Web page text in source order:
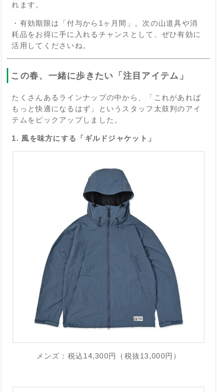
れます。
・有効期限は「付与から1ヶ月間」。次の山道具や消
耗品をお得に手に入れるチャンスとして、ぜひ有効に
活用してくださいね。
この春、一緒に歩きたい「注目アイテム」
たくさんあるラインナップの中から、「これがあれば
もっと快適になるはず」というスタッフ太鼓判のアイ
テムをピックアップしました。
1. 風を味方にする「ギルドジャケット」
メンズ：税込14,300円（税抜13,000円）